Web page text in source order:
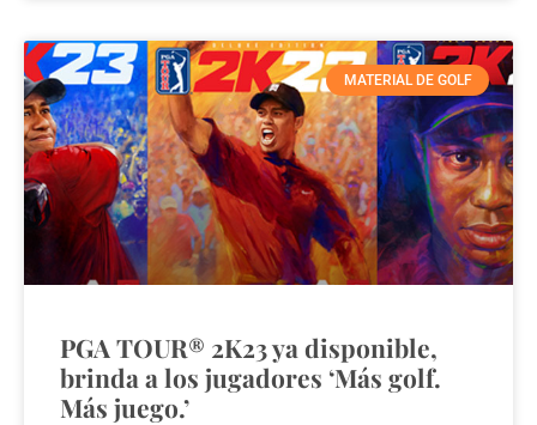
MATERIAL DE GOLF
PGA TOUR® 2K23 ya disponible,
brinda a los jugadores ‘Más golf.
Más juego.’